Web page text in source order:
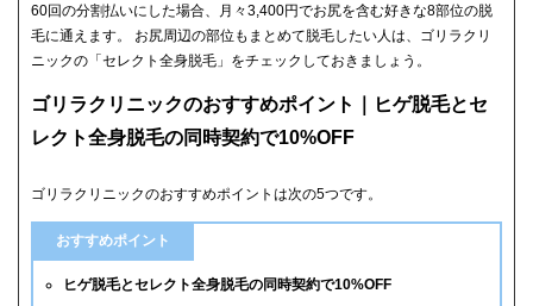
60回の分割払いにした場合、月々3,400円でお尻を含む好きな8部位の脱
毛に通えます。 お尻周辺の部位もまとめて脱毛したい人は、ゴリラクリ
ニックの「セレクト全身脱毛」をチェックしておきましょう。
ゴリラクリニックのおすすめポイント｜ヒゲ脱毛とセ
レクト全身脱毛の同時契約で10%OFF
ゴリラクリニックのおすすめポイントは次の5つです。
おすすめポイント
ヒゲ脱毛とセレクト全身脱毛の同時契約で10%OFF